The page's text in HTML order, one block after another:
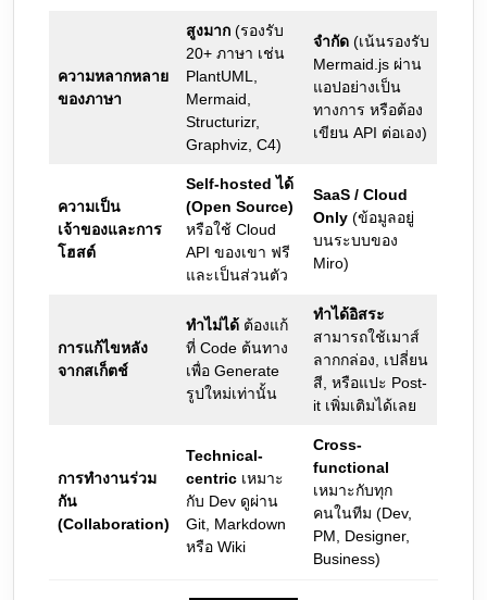
ความหลากหลาย
ของภาษา
สูงมาก (รองรับ
20+ ภาษา เช่น
PlantUML,
Mermaid,
Structurizr,
Graphviz, C4)
จำกัด (เน้นรองรับ
Mermaid.js ผ่าน
แอปอย่างเป็น
ทางการ หรือต้อง
เขียน API ต่อเอง)
ความเป็น
เจ้าของและการ
โฮสต์
Self-hosted ได้
(Open Source)
หรือใช้ Cloud
API ของเขา ฟรี
และเป็นส่วนตัว
SaaS / Cloud
Only (ข้อมูลอยู่
บนระบบของ
Miro)
การแก้ไขหลัง
จากสเก็ตช์
ทำไม่ได้ ต้องแก้
ที่ Code ต้นทาง
เพื่อ Generate
รูปใหม่เท่านั้น
ทำได้อิสระ
สามารถใช้เมาส์
ลากกล่อง, เปลี่ยน
สี, หรือแปะ Post-
it เพิ่มเติมได้เลย
การทำงานร่วม
กัน
(Collaboration)
Technical-
centric เหมาะ
กับ Dev ดูผ่าน
Git, Markdown
หรือ Wiki
Cross-
functional
เหมาะกับทุก
คนในทีม (Dev,
PM, Designer,
Business)